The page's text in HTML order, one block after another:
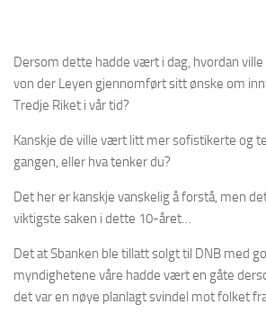
Dersom dette hadde vært i dag, hvordan ville
von der Leyen gjennomført sitt ønske om
Tredje Riket i vår tid?
Kanskje de ville vært litt mer sofistikerte og
gangen, eller hva tenker du?
Det her er kanskje vanskelig å forstå, men
viktigste saken i dette 10-året…
Det at Sbanken ble tillatt solgt til DNB med
myndighetene våre hadde vært en gåte
det var en nøye planlagt svindel mot folket